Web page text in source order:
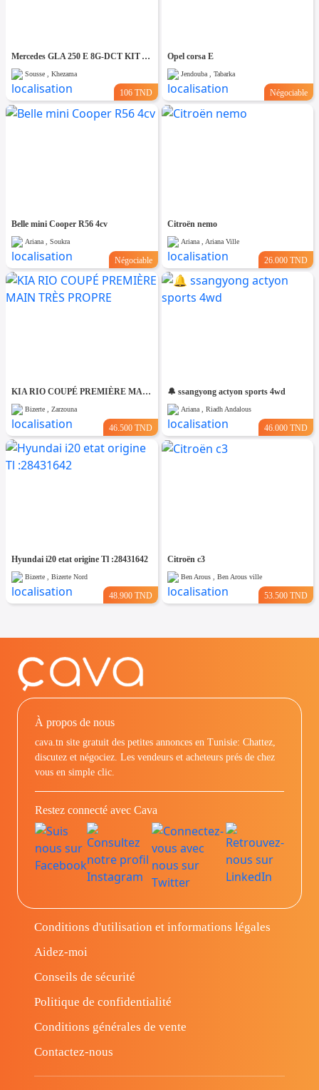
Mercedes GLA 250 E 8G-DCT KIT AMG PACK NIGHT
Sousse , Khezama
106 TND
Opel corsa E
Jendouba , Tabarka
Négociable
Belle mini Cooper R56 4cv
Ariana , Soukra
Négociable
Citroën nemo
Ariana , Ariana Ville
26.000 TND
KIA RIO COUPÉ PREMIÈRE MAIN TRÈS PROPRE
Bizerte , Zarzouna
46.500 TND
🔔 ssangyong actyon sports 4wd
Ariana , Riadh Andalous
46.000 TND
Hyundai i20 etat origine Tl :28431642
Bizerte , Bizerte Nord
48.900 TND
Citroën c3
Ben Arous , Ben Arous ville
53.500 TND
À propos de nous
cava.tn site gratuit des petites annonces en Tunisie: Chattez,
discutez et négociez. Les vendeurs et acheteurs prés de chez
vous en simple clic.
Restez connecté avec Cava
Conditions d'utilisation et informations légales
Aidez-moi
Conseils de sécurité
Politique de confidentialité
Conditions générales de vente
Contactez-nous